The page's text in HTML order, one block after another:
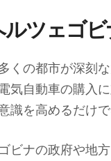
ツェゴ
くの都市が深刻
気自動車の購入
識を高めるだけ
ビナの政府や地